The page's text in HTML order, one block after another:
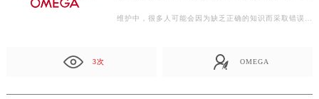
维护中，很多人可能会因为缺乏正确的知识而采取错误的
3次 OMEGA